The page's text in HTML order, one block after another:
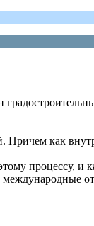
Причем как
процессу,
международные